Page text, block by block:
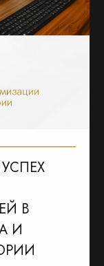
В
И